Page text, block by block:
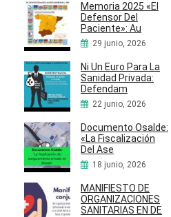
Memoria 2025 «El
Defensor Del
Paciente»: Au
29 junio, 2026
Ni Un Euro Para La
Sanidad Privada:
Defendam
22 junio, 2026
Documento Osalde:
«La Fiscalización
Del Ase
18 junio, 2026
MANIFIESTO DE
ORGANIZACIONES
SANITARIAS EN DE